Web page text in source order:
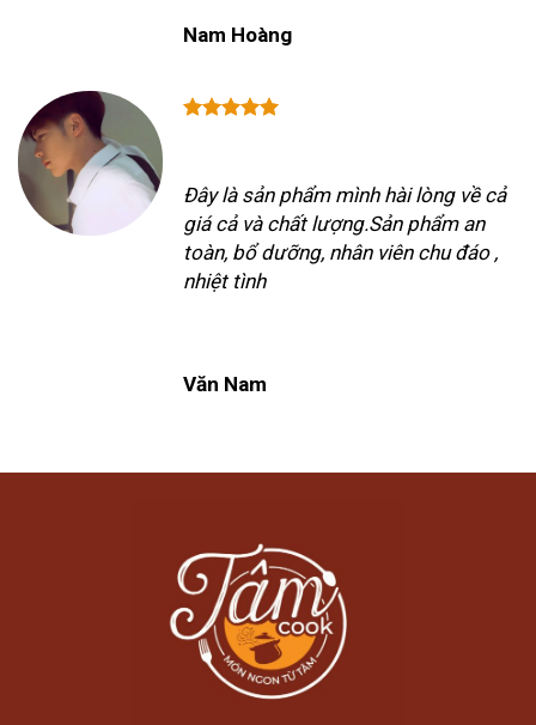
Nam Hoàng
Đây là sản phẩm mình hài lòng về cả
giá cả và chất lượng.Sản phẩm an
toàn, bổ dưỡng, nhân viên chu đáo ,
nhiệt tình
Văn Nam